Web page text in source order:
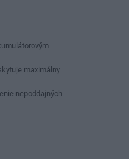
maximálny
nepoddajných